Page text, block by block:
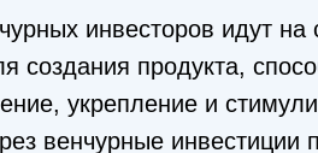
инвесторов идут на
создания продукта,
укрепление и
венчурные инвестиции